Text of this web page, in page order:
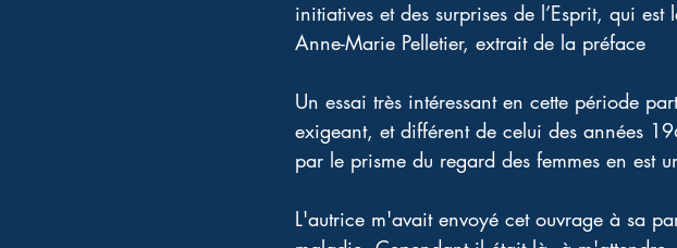
initiatives et des surprises de l’Esprit, qui
Anne-Marie Pelletier, extrait de la préface
Un essai très intéressant en cette période
exigeant, et différent de celui des années
par le prisme du regard des femmes en est
L'autrice m'avait envoyé cet ouvrage à sa